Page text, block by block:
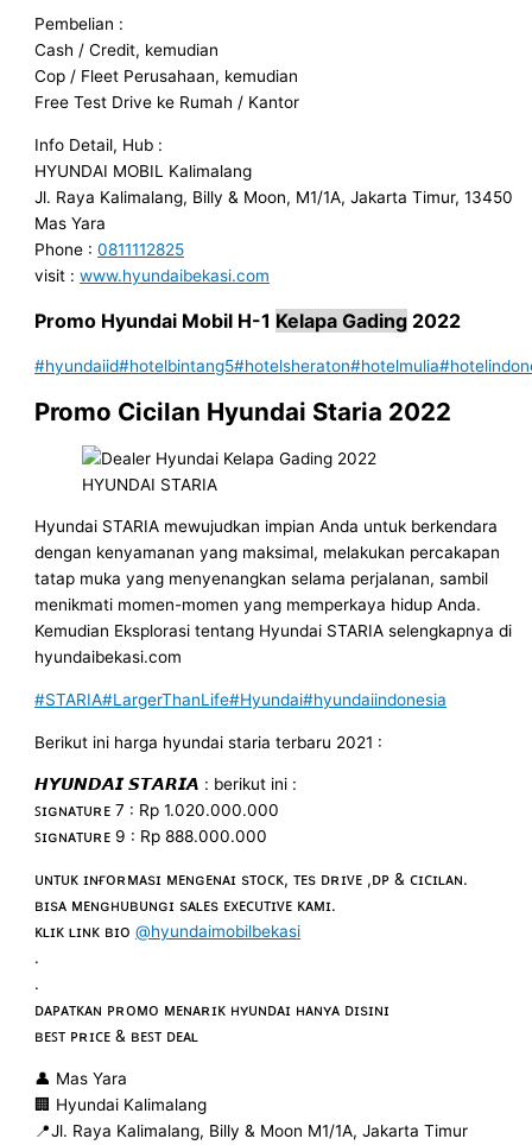
Pembelian :
Cash / Credit, kemudian
Cop / Fleet Perusahaan, kemudian
Free Test Drive ke Rumah / Kantor
Info Detail, Hub :
HYUNDAI MOBIL Kalimalang
Jl. Raya Kalimalang, Billy & Moon, M1/1A, Jakarta Timur, 13450
Mas Yara
Phone :0811112825
visit :www.hyundaibekasi.com
Promo Hyundai Mobil H-1 Kelapa Gading 2022
#hyundaiid#hotelbintang5#hotelsheraton#hotelmulia
Promo Cicilan Hyundai Staria 2022
HYUNDAI STARIA
Hyundai STARIA mewujudkan impian Anda untuk berkendara
dengan kenyamanan yang maksimal, melakukan percakapan
tatap muka yang menyenangkan selama perjalanan, sambil
menikmati momen-momen yang memperkaya hidup Anda.
Kemudian Eksplorasi tentang Hyundai STARIA selengkapnya di
hyundaibekasi.com
#STARIA#LargerThanLife#Hyundai#hyundaiindonesia
Berikut ini harga hyundai staria terbaru 2021 :
𝙃𝙔𝙐𝙉𝘿𝘼𝙄 𝙎𝙏𝘼𝙍𝙄𝘼 : berikut ini :
ꜱɪɢɴᴀᴛᴜʀᴇ 7 : Rp 1.020.000.000
ꜱɪɢɴᴀᴛᴜʀᴇ 9 : Rp 888.000.000
ᴜɴᴛᴜᴋ ɪɴғᴏʀᴍᴀsɪ ᴍᴇɴɢᴇɴᴀɪ sᴛᴏᴄᴋ, ᴛᴇs ᴅʀɪᴠᴇ ,ᴅᴘ & ᴄɪᴄɪʟᴀɴ.
ʙɪsᴀ ᴍᴇɴɢʜᴜʙᴜɴɢɪ sᴀʟᴇs ᴇxᴇᴄᴜᴛɪᴠᴇ ᴋᴀᴍɪ.
ᴋʟɪᴋ ʟɪɴᴋ ʙɪᴏ@hyundaimobilbekasi
.
.
ᴅᴀᴘᴀᴛᴋᴀɴ ᴘʀᴏᴍᴏ ᴍᴇɴᴀʀɪᴋ ʜʏᴜɴᴅᴀɪ ʜᴀɴʏᴀ ᴅɪsɪɴɪ
ʙᴇꜱᴛ ᴘʀɪᴄᴇ & ʙᴇꜱᴛ ᴅᴇᴀʟ
👤 Mas Yara
🏢 Hyundai Kalimalang
📍Jl. Raya Kalimalang, Billy & Moon M1/1A, Jakarta Timur